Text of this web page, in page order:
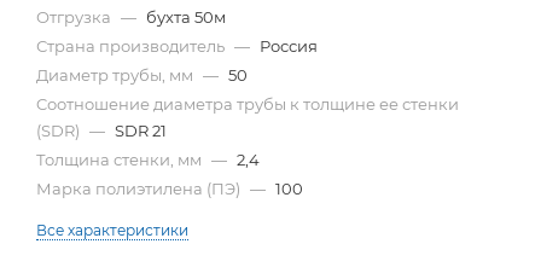
Отгрузка — бухта 50м
Страна производитель — Россия
Диаметр трубы, мм — 50
Cоотношение диаметра трубы к толщине ее стенки
(SDR) — SDR 21
Толщина стенки, мм — 2,4
Марка полиэтилена (ПЭ) — 100
Все характеристики